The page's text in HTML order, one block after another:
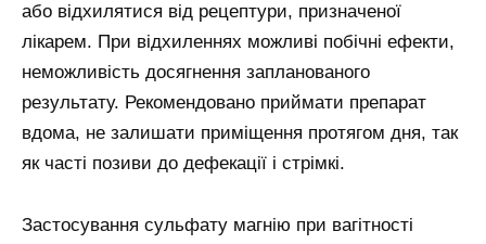
або відхилятися від рецептури, призначеної
лікарем. При відхиленнях можливі побічні ефекти,
неможливість досягнення запланованого
результату. Рекомендовано приймати препарат
вдома, не залишати приміщення протягом дня, так
як часті позиви до дефекації і стрімкі.
Застосування сульфату магнію при вагітності